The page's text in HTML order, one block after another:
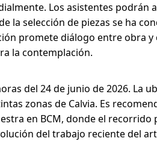
Los asistentes podrán
la selección de piezas se ha
promete diálogo entre obra y
la contemplación.
del 24 de junio de 2026. La
zonas de Calvia. Es
en BCM, donde el recorrido
del trabajo reciente del